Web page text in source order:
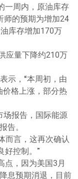
一周内，原油库存
师的预期为增加24
库存增加170万
应量下降约210万
示，“本周初，由
格上涨，部分热
场报告，国际能源
告。
而言，这再次确认
好控制。”
点，因为美国3月
息预期消退，目前